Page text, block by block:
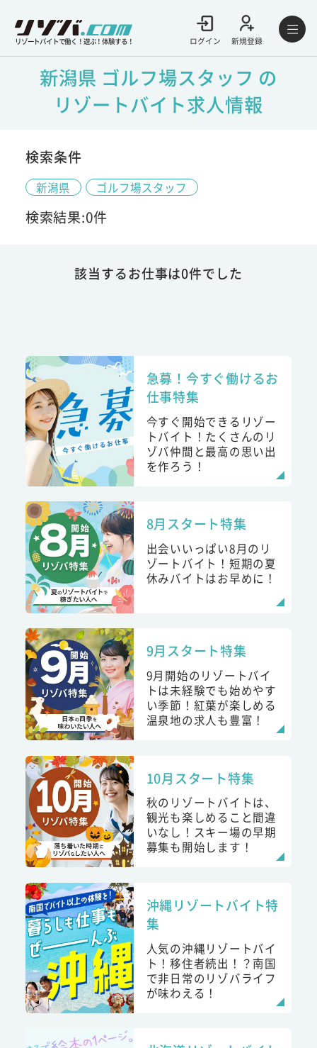
リゾートバイトで働く！遊ぶ！体験する！ ログイン 新規登録
新潟県 ゴルフ場スタッフ の
リゾートバイト求人情報
検索条件
新潟県 ゴルフ場スタッフ
検索結果:0件
該当するお仕事は0件でした
急募！今すぐ働けるお
仕事特集
今すぐ開始できるリゾー
トバイト！たくさんのリ
ゾバ仲間と最高の思い出
を作ろう！
8月スタート特集
出会いいっぱい8月のリ
ゾートバイト！短期の夏
休みバイトはお早めに！
9月スタート特集
9月開始のリゾートバイ
トは未経験でも始めやす
い季節！紅葉が楽しめる
温泉地の求人も豊富！
10月スタート特集
秋のリゾートバイトは、
観光も楽しめること間違
いなし！スキー場の早期
募集も開始します！
沖縄リゾートバイト特
集
人気の沖縄リゾートバイ
ト！移住者続出！？南国
で非日常のリゾバライフ
が味わえる！